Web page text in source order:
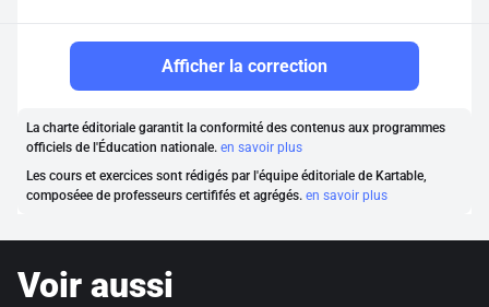
Afficher la correction
La charte éditoriale garantit la conformité des contenus aux programmes
officiels de l'Éducation nationale. en savoir plus
Les cours et exercices sont rédigés par l'équipe éditoriale de Kartable,
composéee de professeurs certififés et agrégés. en savoir plus
Voir aussi